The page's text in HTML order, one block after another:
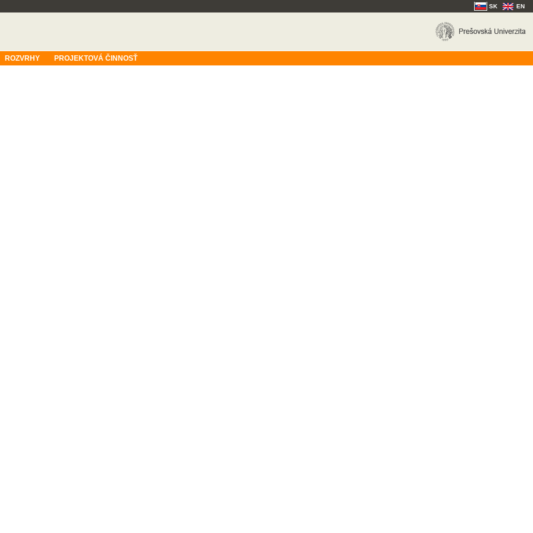
SK EN
ROZVRHY PROJEKTOVÁ ČINNOSŤ